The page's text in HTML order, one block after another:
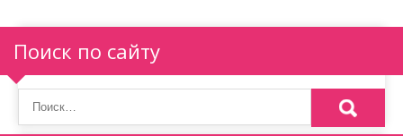
я
п
о
Поиск по сайту